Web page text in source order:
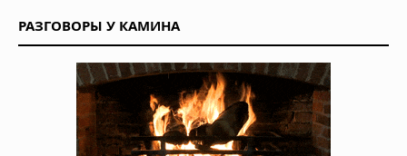
звёздные врата: загадки ледяного
континента
05.08.2026 в 07:54
Расшифрованный свиток рассказал
о последних часах Платона
05.08.2026 в 07:15
РАЗГОВОРЫ У КАМИНА